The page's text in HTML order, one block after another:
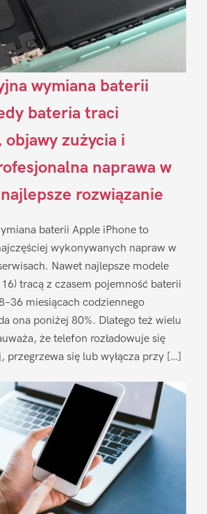
wymiana baterii
bateria traci
objawy zużycia i
naprawa w
rozwiązanie
baterii Apple iPhone to
wykonywanych napraw w
Nawet najlepsze modele
tracą z czasem pojemność baterii
miesiącach codziennego
ona poniżej 80%. Dlatego też wielu
że telefon rozładowuje się
przegrzewa się lub wyłącza przy […]